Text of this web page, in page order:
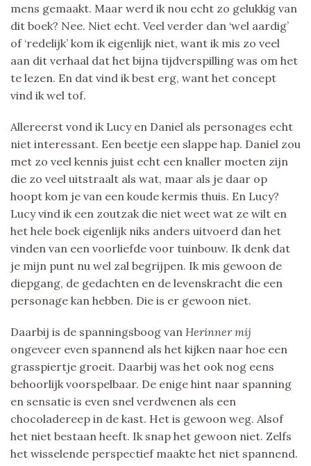
mens gemaakt. Maar werd ik nou echt zo gelukkig van
dit boek? Nee. Niet echt. Veel verder dan ‘wel aardig’
of ‘redelijk’ kom ik eigenlijk niet, want ik mis zo veel
aan dit verhaal dat het bijna tijdverspilling was om het
te lezen. En dat vind ik best erg, want het concept
vind ik wel tof.
Allereerst vond ik Lucy en Daniel als personages echt
niet interessant. Een beetje een slappe hap. Daniel zou
met zo veel kennis juist echt een knaller moeten zijn
die zo veel uitstraalt als wat, maar als je daar op
hoopt kom je van een koude kermis thuis. En Lucy?
Lucy vind ik een zoutzak die niet weet wat ze wilt en
het hele boek eigenlijk niks anders uitvoerd dan het
vinden van een voorliefde voor tuinbouw. Ik denk dat
je mijn punt nu wel zal begrijpen. Ik mis gewoon de
diepgang, de gedachten en de levenskracht die een
personage kan hebben. Die is er gewoon niet.
Daarbij is de spanningsboog van Herinner mij
ongeveer even spannend als het kijken naar hoe een
grasspiertje groeit. Daarbij was het ook nog eens
behoorlijk voorspelbaar. De enige hint naar spanning
en sensatie is even snel verdwenen als een
chocoladereep in de kast. Het is gewoon weg. Alsof
het niet bestaan heeft. Ik snap het gewoon niet. Zelfs
het wisselende perspectief maakte het niet spannend.